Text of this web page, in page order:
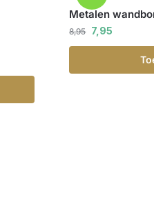
Metalen
8,95 7,95